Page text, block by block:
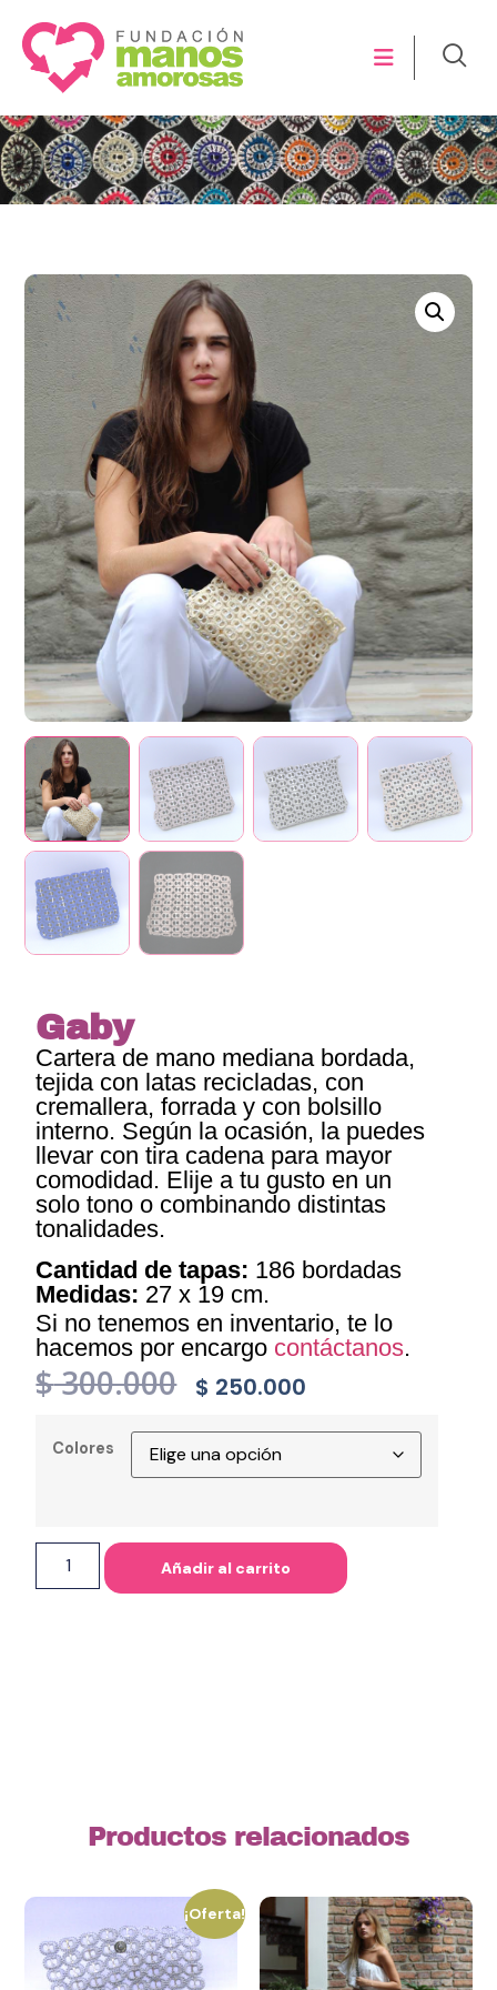
Gaby
Cartera de mano mediana bordada,
tejida con latas recicladas, con
cremallera, forrada y con bolsillo
interno. Según la ocasión, la puedes
llevar con tira cadena para mayor
comodidad. Elije a tu gusto en un
solo tono o combinando distintas
tonalidades.
Cantidad de tapas: 186 bordadas
Medidas: 27 x 19 cm.
Si no tenemos en inventario, te lo
hacemos por encargo contáctanos.
$300.000 $ 250.000
Colores
Añadir al carrito
Productos relacionados
¡Oferta!